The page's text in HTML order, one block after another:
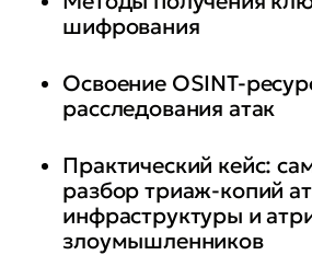
шифрования
Освоение OSINT-
расследования атак
Практический кейс:
разбор триаж-копий
инфраструктуры и
злоумышленников